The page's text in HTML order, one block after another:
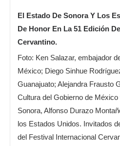
El Estado De Sonora Y Los
De Honor En La 51 Edición
Cervantino.
Foto: Ken Salazar, embajador
México; Diego Sinhue
Guanajuato; Alejandra Frausto
Cultura del Gobierno de
Sonora, Alfonso Durazo
los Estados Unidos. Invitados
del Festival Internacional